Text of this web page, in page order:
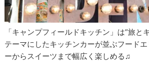
「キャンプフィールドキッチン」は“旅と
テーマにしたキッチンカーが並ぶフード
ーからスイーツまで幅広く楽しめる♫